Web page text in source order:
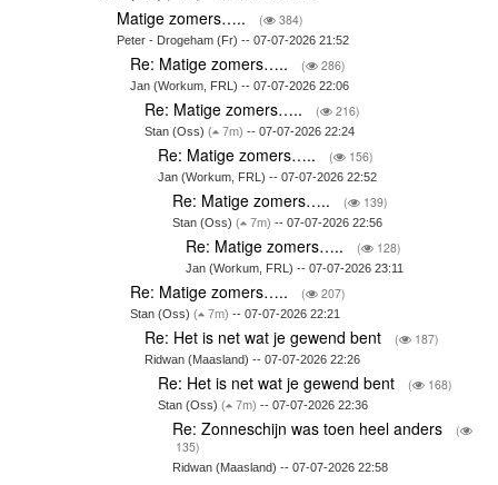
Matige zomers….. ( 384)
Peter - Drogeham (Fr) -- 07-07-2026 21:52
Re: Matige zomers….. ( 286)
Jan (Workum, FRL) -- 07-07-2026 22:06
Re: Matige zomers….. ( 216)
Stan (Oss) ( 7m) -- 07-07-2026 22:24
Re: Matige zomers….. ( 156)
Jan (Workum, FRL) -- 07-07-2026 22:52
Re: Matige zomers….. ( 139)
Stan (Oss) ( 7m) -- 07-07-2026 22:56
Re: Matige zomers….. ( 128)
Jan (Workum, FRL) -- 07-07-2026 23:11
Re: Matige zomers….. ( 207)
Stan (Oss)( 7m) -- 07-07-2026 22:21
Re: Het is net wat je gewend bent ( 187)
Ridwan (Maasland) -- 07-07-2026 22:26
Re: Het is net wat je gewend bent ( 168)
Stan (Oss)( 7m) -- 07-07-2026 22:36
Re: Zonneschijn was toen heel anders
(
135)
Ridwan (Maasland) -- 07-07-2026 22:58